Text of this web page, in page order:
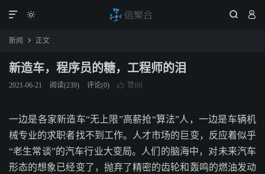
  

新闻  正文
新造车，程序员的糖，工程师的泪
2021-06-21 阅读(239) 评论(0)  赞(0)
一边是各家新造车“无上限”高薪抢“算法”人，一边是车辆机
械专业的求职者找不到工作。人才市场的巨变，反应着似乎
“老生常谈”的汽车行业大变局。人们的脑海中，对未来汽车
形态的想象已经变了，抛弃了精密的齿轮和轰鸣的燃油发动